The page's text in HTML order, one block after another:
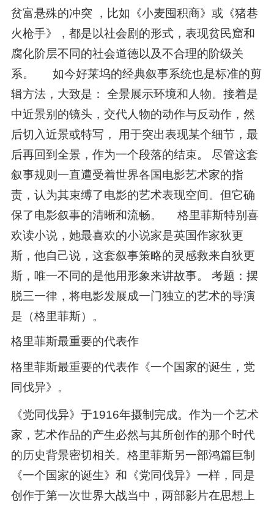
贫富悬殊的冲突 ，比如《小麦囤积商》或《猪巷
火枪手》，都是以社会剧的形式，表现贫民窟和
腐化阶层不同的社会道德以及不合理的阶级关
系。 如今好莱坞的经典叙事系统也是标准的剪
辑方法，大致是： 全景展示环境和人物。接着是
中近景别的镜头，交代人物的动作与反动作，然
后切入近景或特写， 用于突出表现某个细节，最
后再回到全景，作为一个段落的结束。 尽管这套
叙事规则一直遭受着世界各国电影艺术家的指
责，认为其束缚了电影的艺术表现空间。但它确
保了电影叙事的清晰和流畅。 格里菲斯特别喜
欢读小说，她最喜欢的小说家是英国作家狄更
斯，他自己说，这套叙事策略的灵感救来自狄更
斯，唯一不同的是他用形象来讲故事。 考题：摆
脱三一律，将电影发展成一门独立的艺术的导演
是（格里菲斯）。
格里菲斯最重要的代表作
格里菲斯最重要的代表作《一个国家的诞生，党
同伐异》。
《党同伐异》于1916年摄制完成。作为一个艺术
家，艺术作品的产生必然与其所创作的那个时代
的历史背景密切相关。格里菲斯另一部鸿篇巨制
《一个国家的诞生》和《党同伐异》一样，同是
创作于第一次世界大战当中，两部影片在思想上